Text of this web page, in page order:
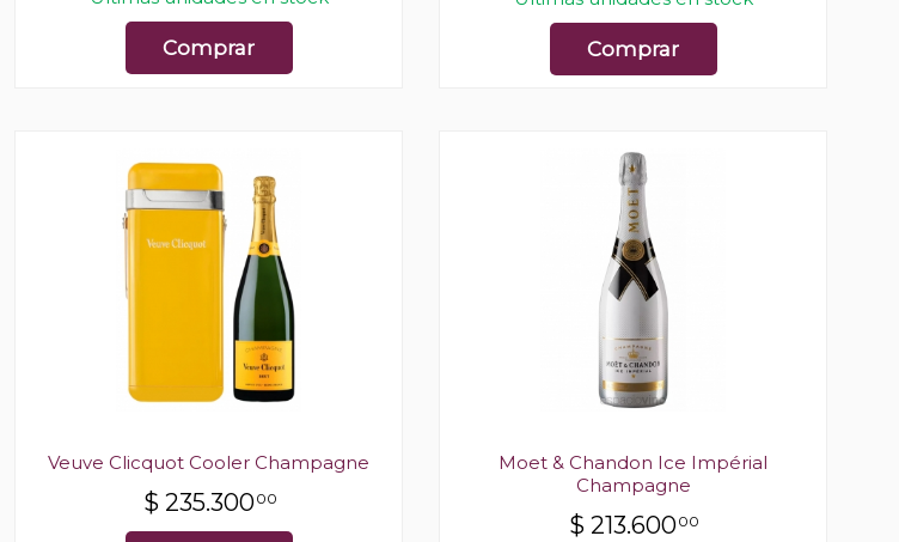
Comprar Comprar
Veuve Clicquot Cooler Champagne
$ 235.30000
Moet & Chandon Ice Impérial
Champagne
$ 213.60000